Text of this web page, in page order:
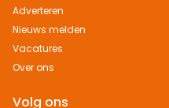
Adverteren
Nieuws melden
Vacatures
Over ons
Volg ons